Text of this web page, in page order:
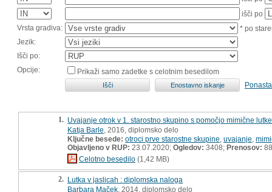
išči po
Vrsta gradiva:
* po
Jezik:
Išči po:
Opcije:
Prikaži samo zadetke s celotnim besedilom
1. Uvajanje otrok v 1. starostno skupino s pomočjo mimične
Katja Barle , 2016, diplomsko delo
Ključne besede: otroci prve starostne skupine uvajanje
Objavljeno v RUP: 23.07.2020; Ogledov: 3408; Prenosov: 88
Celotno besedilo (1,42 MB)
2. Lutka v jaslicah : diplomska naloga
Barbara Maček , 2014, diplomsko delo